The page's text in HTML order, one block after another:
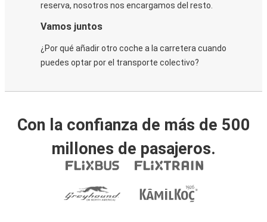
reserva, nosotros nos encargamos del resto.
Vamos juntos
¿Por qué añadir otro coche a la carretera cuando
puedes optar por el transporte colectivo?
Con la confianza de más de 500
millones de pasajeros.